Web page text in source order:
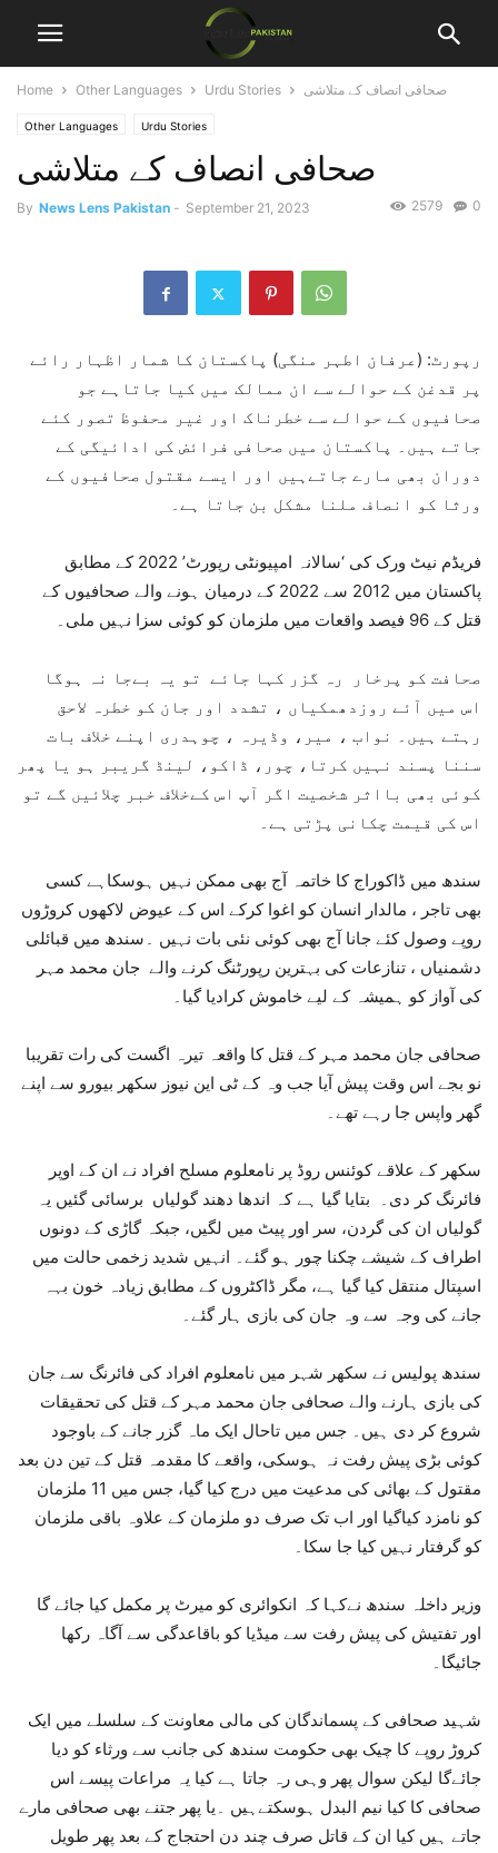
Home Other Languages Urdu Stories صحافی انصاف کے متلاشی
Other Languages Urdu Stories
صحافی انصاف کے متلاشی
By News Lens Pakistan - September 21, 2023 0
2579
رپورٹ: (عرفان اطہر منگی) پاکستان کا شمار اظہار رائے
پر قدغن کے حوالے سے ان ممالک میں کیا جاتاہے جو
صحافیوں کے حوالے سے خطرناک اور غیر محفوظ تصور کئے
جاتے ہیں۔ پاکستان میں صحافی فرائض کی ادائیگی کے
دوران بھی مارے جاتےہیں اور ایسے مقتول صحافیوں کے
ورثا کو انصاف ملنا مشکل بن جاتا ہے۔
فریڈم نیٹ ورک کی ‘سالانہ امپیونٹی رپورٹ’ 2022 کے مطابق
پاکستان میں 2012 سے 2022 کے درمیان ہونے والے صحافیوں کے
قتل کے 96 فیصد واقعات میں ملزمان کو کوئی سزا نہیں ملی۔
اس میں آئے روزدھمکیاں ، تشدد اور جان کو خطرہ لاحق
رہتے ہیں۔ نواب ، میر، وڈیرہ ، چوہدری اپنے خلاف بات
سننا پسند نہیں کرتا، چور، ڈاکو، لینڈ گریبر ہو یا پھر
کوئی بھی بااثر شخصیت اگر آپ اس کےخلاف خبر چلائیں گے تو
اس کی قیمت چکانی پڑتی ہے۔
سندھ میں ڈاکوراج کا خاتمہ آج بھی ممکن نہیں ہوسکاہے کسی
بھی تاجر ، مالدار انسان کو اغوا کرکے اس کے عیوض لاکھوں کروڑوں
روپے وصول کئے جانا آج بھی کوئی نئی بات نہیں ۔سندھ میں قبائلی
دشمنیاں ، تنازعات کی بہترین رپورٹنگ کرنے والے جان محمد مہر
کی آواز کو ہمیشہ کے لیے خاموش کرادیا گیا۔
صحافی جان محمد مہر کے قتل کا واقعہ تیرہ اگست کی رات تقریبا
نو بجے اس وقت پیش آیا جب وہ کے ٹی این نیوز سکھر بیورو سے اپنے
گھر واپس جا رہے تھے۔
فائرنگ کر دی۔ بتایا گیا ہے کہ اندھا دھند گولیاں برسائی گئیں یہ
گولیاں ان کی گردن، سر اور پیٹ میں لگیں، جبکہ گاڑی کے دونوں
اطراف کے شیشے چکنا چور ہو گئے۔ انہیں شدید زخمی حالت میں
اسپتال منتقل کیا گیا ہے، مگر ڈاکٹروں کے مطابق زیادہ خون بہہ
جانے کی وجہ سے وہ جان کی بازی ہار گئے۔
سندھ پولیس نے سکھر شہر میں نامعلوم افراد کی فائرنگ سے جان
کی بازی ہارنے والے صحافی جان محمد مہر کے قتل کی تحقیقات
شروع کر دی ہیں۔ جس میں تاحال ایک ماہ گزر جانے کے باوجود
کوئی بڑی پیش رفت نہ ہوسکی، واقعے کا مقدمہ قتل کے تین دن بعد
مقتول کے بھائی کی مدعیت میں درج کیا گیا، جس میں 11 ملزمان
کو نامزد کیاگیا اور اب تک صرف دو ملزمان کے علاوہ باقی ملزمان
کو گرفتار نہیں کیا جا سکا۔
اور تفتیش کی پیش رفت سے میڈیا کو باقاعدگی سے آگاہ رکھا
جائیگا۔
شہید صحافی کے پسماندگان کی مالی معاونت کے سلسلے میں ایک
کروڑ روپے کا چیک بھی حکومت سندھ کی جانب سے ورثاء کو دیا
جائےگا لیکن سوال پھر وہی رہ جاتا ہے کیا یہ مراعات پیسے اس
صحافی کا کیا نیم البدل ہوسکتےہیں ۔یا پھر جتنے بھی صحافی مارے
جاتے ہیں کیا ان کے قاتل صرف چند دن احتجاج کے بعد پھر طویل